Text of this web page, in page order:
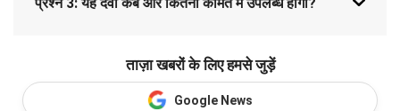
ताज़ा खबरों के लिए हमसे जुड़ें
Google News